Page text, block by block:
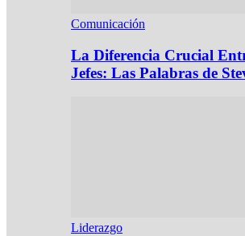
Comunicación
La Diferencia Crucial
Jefes: Las Palabras de
Liderazgo